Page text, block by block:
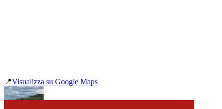
📍Visualizza su Google Maps